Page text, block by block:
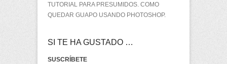
TUTORIAL PARA PRESUMIDOS. COMO
QUEDAR GUAPO USANDO PHOTOSHOP.
SI TE HA GUSTADO …
SUSCRÍBETE